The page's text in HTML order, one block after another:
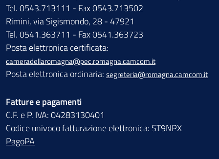
Tel. 0543.713111 - Fax 0543.713502
Rimini, via Sigismondo, 28 - 47921
Tel. 0541.363711 - Fax 0541.363723
Posta elettronica certificata:
cameradellaromagna@pec.romagna.camcom.it
Posta elettronica ordinaria: segreteria@romagna.camcom.it
Fatture e pagamenti
C.F. e P. IVA: 04283130401
Codice univoco fatturazione elettronica: ST9NPX
PagoPA